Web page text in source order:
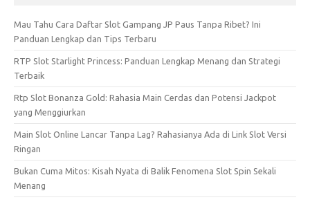
Mau Tahu Cara Daftar Slot Gampang JP Paus Tanpa Ribet? Ini
Panduan Lengkap dan Tips Terbaru
RTP Slot Starlight Princess: Panduan Lengkap Menang dan Strategi
Terbaik
Rtp Slot Bonanza Gold: Rahasia Main Cerdas dan Potensi Jackpot
yang Menggiurkan
Main Slot Online Lancar Tanpa Lag? Rahasianya Ada di Link Slot Versi
Ringan
Bukan Cuma Mitos: Kisah Nyata di Balik Fenomena Slot Spin Sekali
Menang